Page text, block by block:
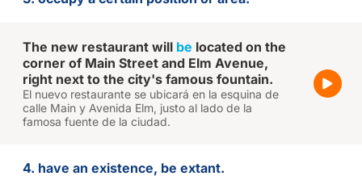
The new restaurant will be located on the
corner of Main Street and Elm Avenue,
right next to the city's famous fountain.
El nuevo restaurante se ubicará en la esquina de
calle Main y Avenida Elm, justo al lado de la
famosa fuente de la ciudad.
4. have an existence, be extant.